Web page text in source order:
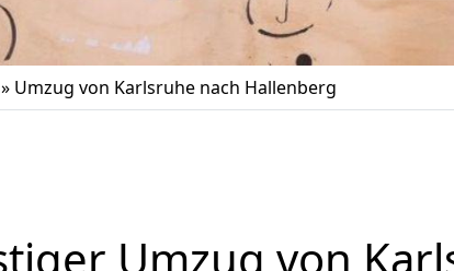
» Umzug von Karlsruhe nach Hallenberg
Umzug von